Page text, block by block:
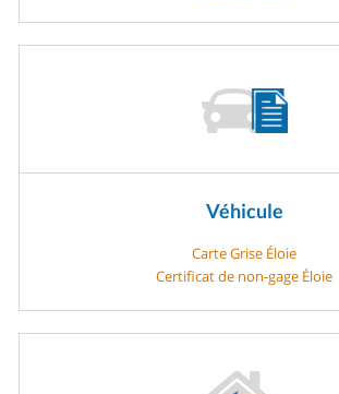
Véhicule
Carte Grise Éloie
Certificat de non-gage Éloie